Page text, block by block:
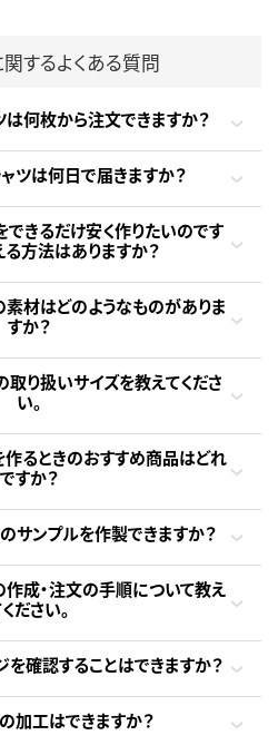
するよくある質問
何枚から注文できますか？
ツは何日で届きますか？
きるだけ安く作りたいのです
る方法はありますか？
材はどのようなものがありま
すか？
り扱いサイズを教えてくださ
い。
るときのおすすめ商品はどれ
ですか？
サンプルを作製できますか？
成・注文の手順について教え
ださい。
確認することはできますか？
加工はできますか？